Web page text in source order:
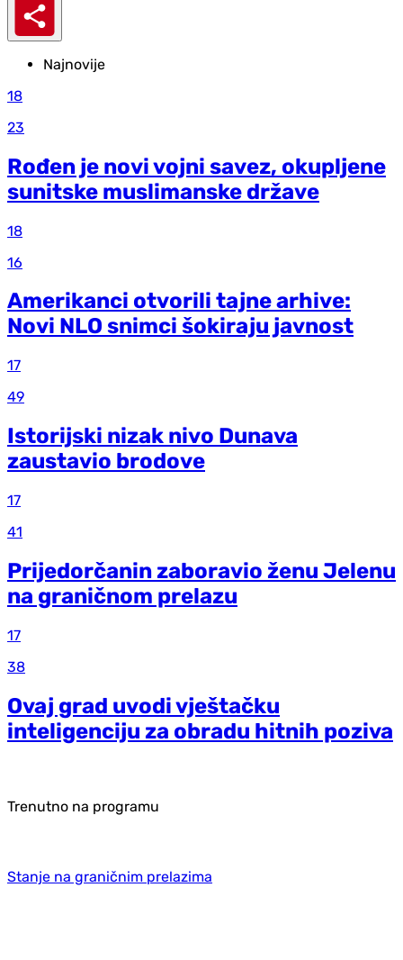
Najnovije
18
23
Rođen je novi vojni savez, okupljene
sunitske muslimanske države
18
16
Amerikanci otvorili tajne arhive:
Novi NLO snimci šokiraju javnost
17
49
Istorijski nizak nivo Dunava
zaustavio brodove
17
41
Prijedorčanin zaboravio ženu Jelenu
na graničnom prelazu
17
38
Ovaj grad uvodi vještačku
inteligenciju za obradu hitnih poziva
Trenutno na programu
Stanje na graničnim prelazima